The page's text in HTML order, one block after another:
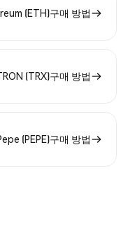
(ETH)구매 방법
(TRX)구매 방법
(PEPE)구매 방법